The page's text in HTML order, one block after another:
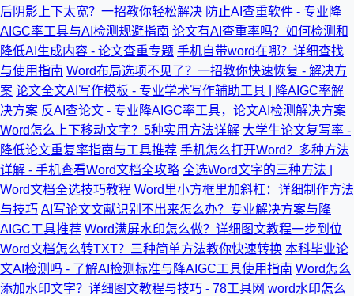
后阴影上下太宽？一招教你轻松解决 防止AI查重软件 - 专业降
AIGC率工具与AI检测规避指南 论文有AI查重率吗？如何检测和
降低AI生成内容 - 论文查重专题 手机自带word在哪？详细查找
与使用指南 Word布局选项不见了？一招教你快速恢复 - 解决方
案 论文全文AI写作模板 - 专业学术写作辅助工具 | 降AIGC率解
决方案 反AI查论文 - 专业降AIGC率工具，论文AI检测解决方案
Word怎么上下移动文字？5种实用方法详解 大学生论文复写率 -
降低论文重复率指南与工具推荐 手机怎么打开Word？多种方法
详解 - 手机查看Word文档全攻略 全选Word文字的三种方法 |
Word文档全选技巧教程 Word里小方框里加斜杠：详细制作方法
与技巧 AI写论文文献识别不出来怎么办？专业解决方案与降
AIGC工具推荐 Word满屏水印怎么做？详细图文教程一步到位
Word文档怎么转TXT？三种简单方法教你快速转换 本科毕业论
文AI检测吗 - 了解AI检测标准与降AIGC工具使用指南 Word怎么
添加水印文字？详细图文教程与技巧 - 78工具网 word水印怎么